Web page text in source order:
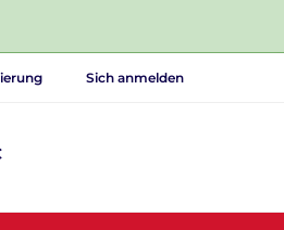
Sich anmelden